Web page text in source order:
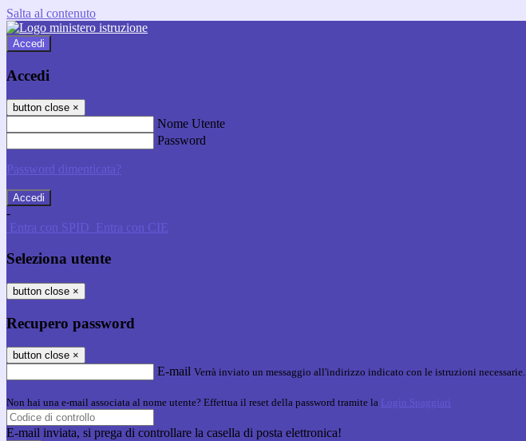
Salta al contenuto
Accedi
Accedi
button close ×
Nome Utente
Password
Password dimenticata?
-
Entra con SPID Entra con CIE
Seleziona utente
button close ×
Recupero password
button close ×
E-mail Verrà inviato un messaggio all'indirizzo indicato con le istruzioni necessarie.
Non hai una e-mail associata al nome utente? Effettua il reset della password tramite la Login Spaggiari
E-mail inviata, si prega di controllare la casella di posta elettronica!